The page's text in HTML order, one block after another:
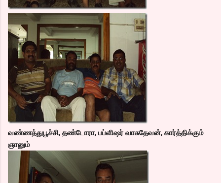
வண்ணத்துபூச்சி, தண்டோரா, பப்ளிஷர் வாசுதேவன், கார்த்திக்கும்
ஞானும்